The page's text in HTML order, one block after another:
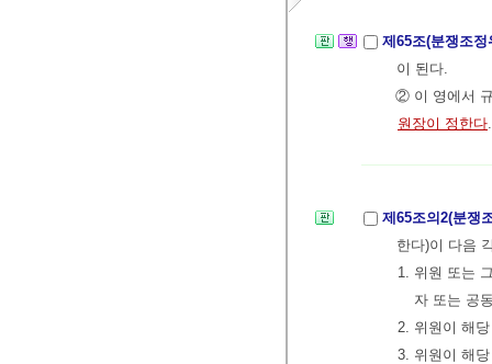
제65조(분쟁조
이 된다.
② 이 영에서
원장이 정한다
제65조의2(분쟁
한다)이 다음
1. 위원 또는
자 또는 공
2. 위원이 해
3. 위원이 해